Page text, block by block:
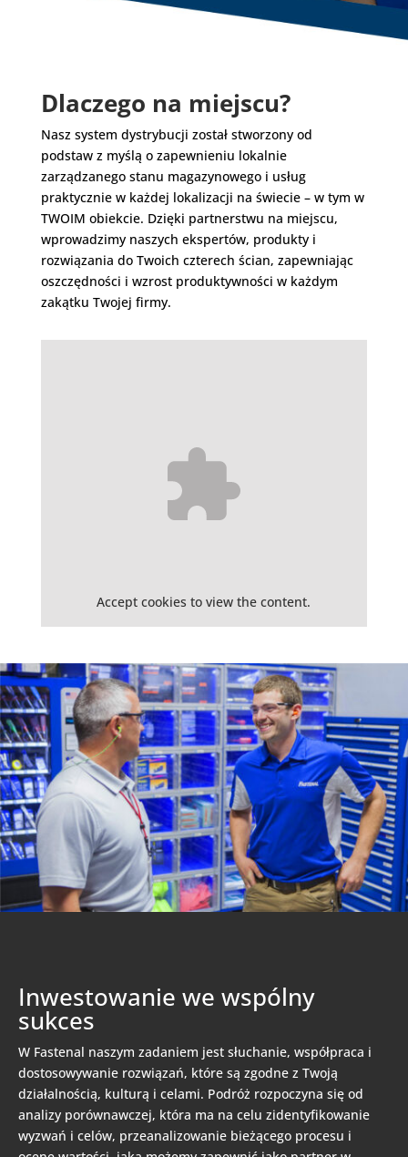
Dlaczego na miejscu?
Nasz system dystrybucji został stworzony od
podstaw z myślą o zapewnieniu lokalnie
zarządzanego stanu magazynowego i usług
praktycznie w każdej lokalizacji na świecie – w tym w
TWOIM obiekcie. Dzięki partnerstwu na miejscu,
wprowadzimy naszych ekspertów, produkty i
rozwiązania do Twoich czterech ścian, zapewniając
oszczędności i wzrost produktywności w każdym
zakątku Twojej firmy.
Acceptcookies to view the content.
Inwestowanie we wspólny
sukces
W Fastenal naszym zadaniem jest słuchanie, współpraca i
dostosowywanie rozwiązań, które są zgodne z Twoją
działalnością, kulturą i celami. Podróż rozpoczyna się od
analizy porównawczej, która ma na celu zidentyfikowanie
wyzwań i celów, przeanalizowanie bieżącego procesu i